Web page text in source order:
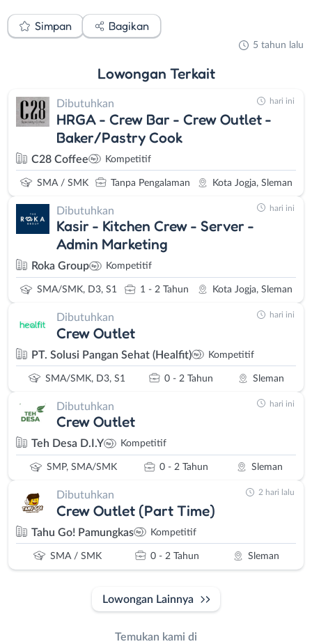
Simpan Bagikan
5 tahun lalu
Lowongan Terkait
Dibutuhkan
HRGA - Crew Bar - Crew Outlet -
Baker/Pastry Cook
C28 Coffee Kompetitif
SMA / SMK Tanpa Pengalaman Kota Jogja, Sleman
hari ini
Dibutuhkan
Kasir - Kitchen Crew - Server -
Admin Marketing
Roka Group Kompetitif
SMA/SMK, D3, S1 1 - 2 Tahun Kota Jogja, Sleman
hari ini
Dibutuhkan
Crew Outlet
PT. Solusi Pangan Sehat (Healfit) Kompetitif
SMA/SMK, D3, S1 0 - 2 Tahun Sleman
hari ini
Dibutuhkan
Crew Outlet
Teh Desa D.I.Y Kompetitif
SMP, SMA/SMK 0 - 2 Tahun Sleman
hari ini
Dibutuhkan
Crew Outlet (Part Time)
Tahu Go! Pamungkas Kompetitif
SMA / SMK 0 - 2 Tahun Sleman
2 hari lalu
Lowongan Lainnya
Temukan kami di